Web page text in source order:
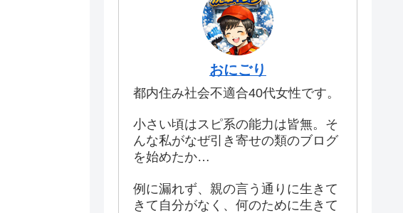
おにごり
都内住み社会不適合40代女性です。
小さい頃はスピ系の能力は皆無。そ
んな私がなぜ引き寄せの類のブログ
を始めたか…
例に漏れず、親の言う通りに生きて
きて自分がなく、何のために生きて